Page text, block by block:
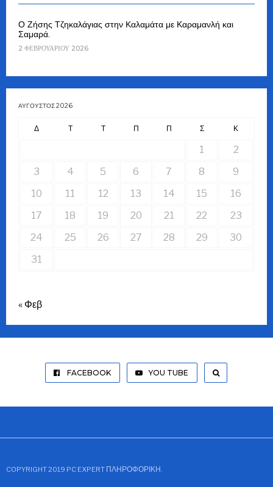
Ο Ζήσης Τζηκαλάγιας στην Καλαμάτα με Καραμανλή και
Σαμαρά.
2 ΦΕΒΡΟΥΑΡΊΟΥ 2026
ΑΎΓΟΥΣΤΟΣ 2026
Δ Τ Τ Π Π Σ Κ
1
2
3
4 5 6 7 8
9
10
11 12 13 14 15
16
17
18 19 20 21 22
23
24
25 26 27 28 29
30
31
« Φεβ
FACEBOOK YOU TUBE
COPYRIGHT 2019 PC EXPERT ΠΛΗΡΟΦΟΡΙΚΉ.